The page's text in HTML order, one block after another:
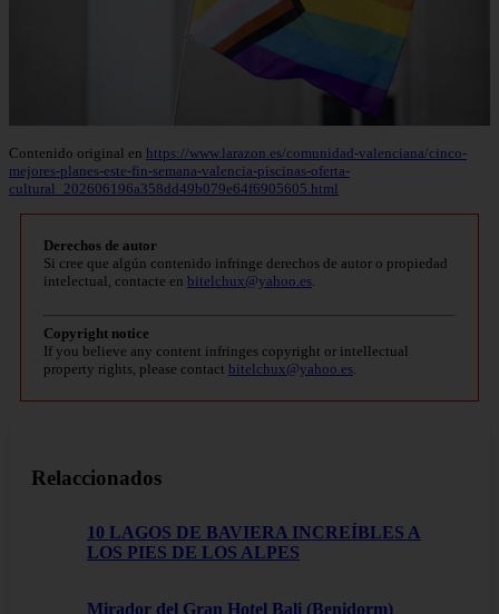
Contenido original en https://www.larazon.es/comunidad-valenciana/cinco-
mejores-planes-este-fin-semana-valencia-piscinas-oferta-
cultural_202606196a358dd49b079e64f6905605.html
Derechos de autor
Si cree que algún contenido infringe derechos de autor o propiedad
intelectual, contacte en bitelchux@yahoo.es
Copyright notice
If you believe any content infringes copyright or intellectual
property rights, please contact bitelchux@yahoo.es
Relaccionados
10 LAGOS DE BAVIERA INCREÍBLES A
LOS PIES DE LOS ALPES
Mirador del Gran Hotel Bali (Benidorm)